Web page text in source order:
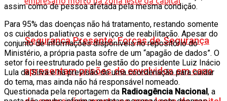
Segurança Presente: Forças de Segurança
apresentam prisões de envolvidos em caso
assim como de pessoa afetada pela mesma condição.
Para 95% das doenças não há tratamento, restando somente
os cuidados paliativos e serviços de reabilitação. Apesar do
conjunto de informações disponíveis no repositório do
Ministério, a própria pasta sofre de um “apagão de dados”. O
setor foi reestruturado pela gestão do presidente Luiz Inácio
Lula da Silva e há previsão de uma coordenação para cuidar
do tema, mas ainda não há responsável nomeado.
Questionada pela reportagem da Radioagência Nacional, a